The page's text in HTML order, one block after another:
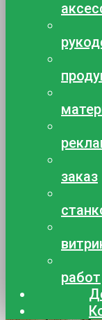
заказ
работ